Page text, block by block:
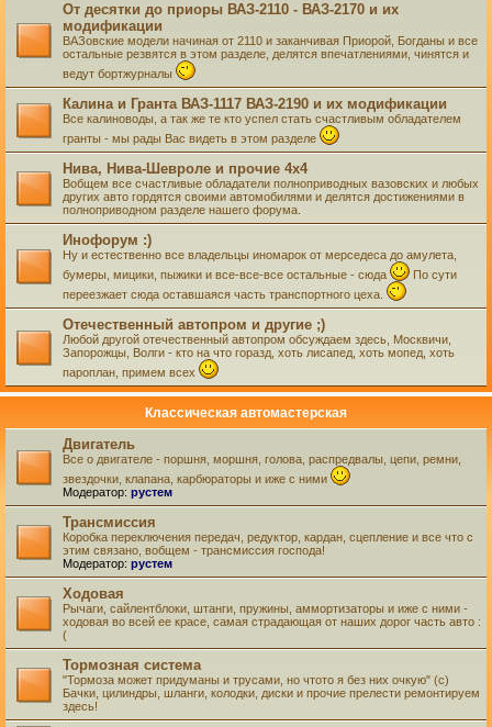
От десятки до приоры ВАЗ-2110 - ВАЗ-2170 и их
модификации
ВАЗовские модели начиная от 2110 и заканчивая Приорой, Богданы и все
остальные резвятся в этом разделе, делятся впечатлениями, чинятся и
ведут бортжурналы
Калина и Гранта ВАЗ-1117 ВАЗ-2190 и их модификации
Все калиноводы, а так же те кто успел стать счастливым обладателем
гранты - мы рады Вас видеть в этом разделе
Нива, Нива-Шевроле и прочие 4х4
Вобщем все счастливые обладатели полноприводных вазовских и любых
других авто гордятся своими автомобилями и делятся достижениями в
полноприводном разделе нашего форума.
Инофорум :)
Ну и естественно все владельцы иномарок от мерседеса до амулета,
бумеры, мицики, пыжики и все-все-все остальные - сюда
По сути
переезжает сюда оставшаяся часть транспортного цеха.
Отечественный автопром и другие ;)
Любой другой отечественный автопром обсуждаем здесь, Москвичи,
Запорожцы, Волги - кто на что горазд, хоть лисапед, хоть мопед, хоть
пароплан, примем всех
Классическая автомастерская
Двигатель
Все о двигателе - поршня, моршня, голова, распредвалы, цепи, ремни,
звездочки, клапана, карбюраторы и иже с ними
Модератор: рустем
Трансмиссия
Коробка переключения передач, редуктор, кардан, сцепление и все что с
этим связано, вобщем - трансмиссия господа!
Модератор: рустем
Ходовая
Рычаги, сайлентблоки, штанги, пружины, аммортизаторы и иже с ними -
ходовая во всей ее красе, самая страдающая от наших дорог часть авто :
(
Тормозная система
"Тормоза может придуманы и трусами, но чтото я без них очкую" (с)
Бачки, цилиндры, шланги, колодки, диски и прочие прелести ремонтируем
здесь!